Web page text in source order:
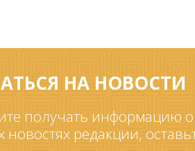
НА НОВОСТИ
получать информацию
новостях редакции,